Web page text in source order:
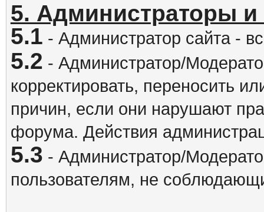
5. Администраторы
5.1 - Администратор сайта -
5.2 - Администратор/
корректировать, переносить
причин, если они нарушают
форума. Действия
5.3 - Администратор/
пользователям, не